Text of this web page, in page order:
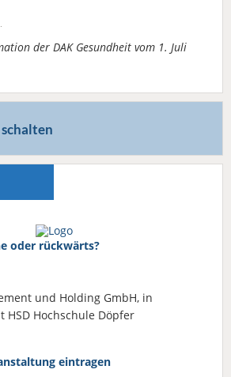
der DAK Gesundheit vom 1. Juli
oder rückwärts?
und Holding GmbH, in
Hochschule Döpfer
eintragen